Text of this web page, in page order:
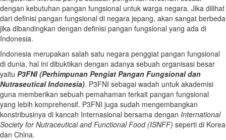
dengan kebutuhan pangan fungsional untuk warga negara. Jika dilihat
dari definisi pangan fungsional di negara jepang, akan sangat berbeda
jika dibandingkan dengan definisi pangan fungsional yang ada di
Indonesia.
Indonesia merupakan salah satu negara penggiat pangan fungsional
di dunia, hal ini dibuktikan dengan adanya sebuah organisasi besar
yaitu P3FNI (Perhimpunan Pengiat Pangan Fungsional dan
Nutraseutical Indonesia). P3FNI sebagai wadah untuk akademisi
guna memberikan sebuah pemahaman terkait pangan fungsional
yang lebih komprehensif. P3FNI juga sudah mengembangkan
konstribusinya di kancah Internasional bersama dengan International
Society for Nutraceutical and Functional Food (ISNFF) seperti di Korea
dan China.